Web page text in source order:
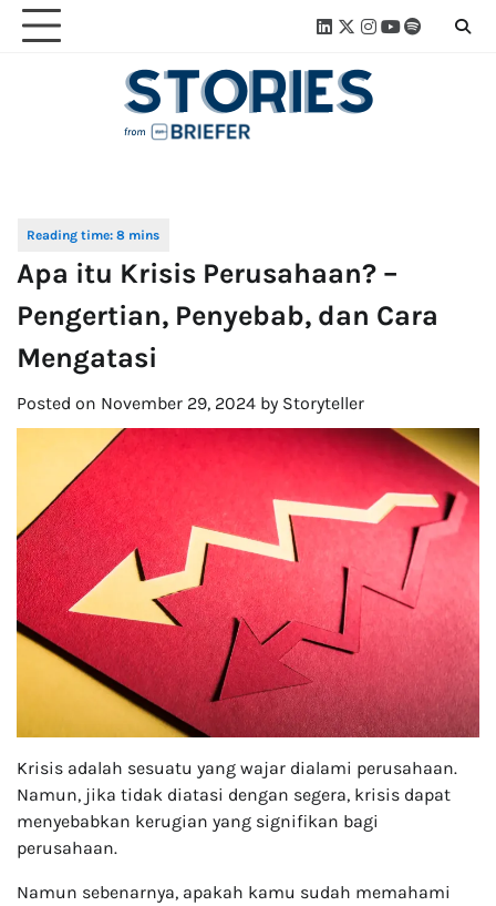
Skip
Linkedin
Twitter
Instagram
Youtube
Spotify
Apa itu Krisis Perusahaan? –
Pengertian, Penyebab, dan Cara
Mengatasi
Posted on November 29, 2024 by Storyteller
Krisis adalah sesuatu yang wajar dialami perusahaan.
Namun, jika tidak diatasi dengan segera, krisis dapat
menyebabkan kerugian yang signifikan bagi
perusahaan.
Namun sebenarnya, apakah kamu sudah memahami